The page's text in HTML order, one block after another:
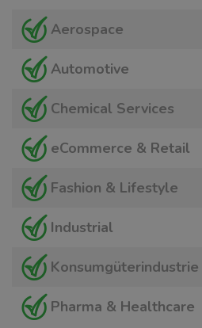
Aerospace
Automotive
Chemical Services
eCommerce & Retail
Fashion & Lifestyle
Industrial
Konsumgüterindustrie
Pharma & Healthcare